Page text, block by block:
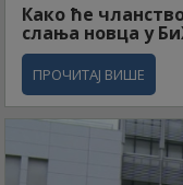
Како ће
слања новца у
ПРОЧИТАЈ ВИШЕ